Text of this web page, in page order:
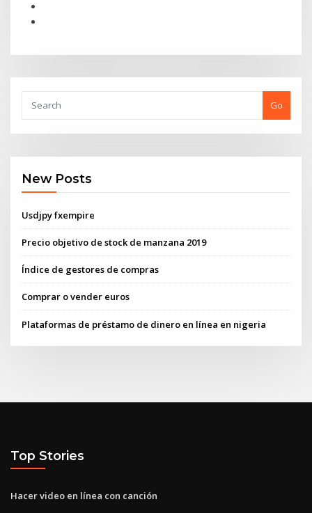
Go
New Posts
Usdjpy fxempire
Precio objetivo de stock de manzana 2019
Índice de gestores de compras
Comprar o vender euros
Plataformas de préstamo de dinero en línea en nigeria
Top Stories
Hacer video en línea con canción